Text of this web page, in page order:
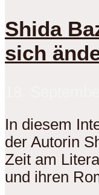
Shida
sich
In diesem
der Autorin
Zeit am
und ihren